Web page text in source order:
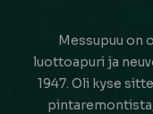
Messupuu on
luottoapuri ja
1947. Oli kyse